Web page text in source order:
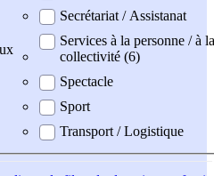
Secrétariat / Assistanat
Services à la personne / à la
collectivité (6)
Spectacle
Sport
Transport / Logistique